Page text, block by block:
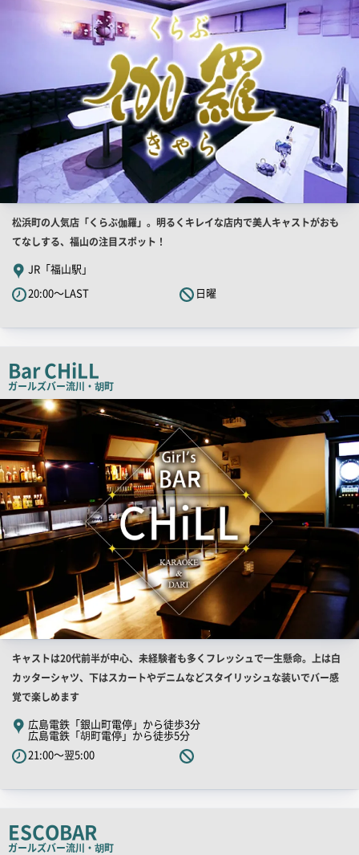
店
舗
PR
キ
ャ
ピ
ー
松浜町の人気店「くらぶ伽羅」。明るくキレイな店内で美人キャストがおも
てなしする、福山の注目スポット！
JR「福山駅」
20:00～LAST
日曜
Bar CHiLL
ガールズバー流川・胡町
店
舗
PR
画
像
店
舗
PR
キ
ャ
ッ
コ
ー
キャストは20代前半が中心、未経験者も多くフレッシュで一生懸命。上は白
カッターシャツ、下はスカートやデニムなどスタイリッシュな装いでバー感
覚で楽しめます
広島電鉄「銀山町電停」から徒歩3分
広島電鉄「胡町電停」から徒歩5分
21:00～翌5:00
ESCOBAR
ガールズバー流川・胡町